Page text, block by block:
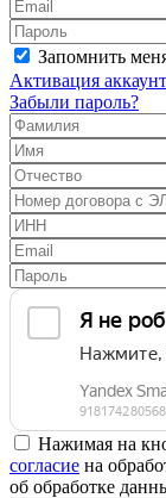
Запомнить
Активация
Забыли пароль?
Нажимая на
согласие на
об обработке